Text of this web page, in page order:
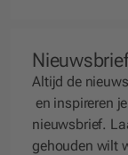
Nieuwsbrief
Altijd de
en inspireren
nieuwsbrief.
gehouden wilt